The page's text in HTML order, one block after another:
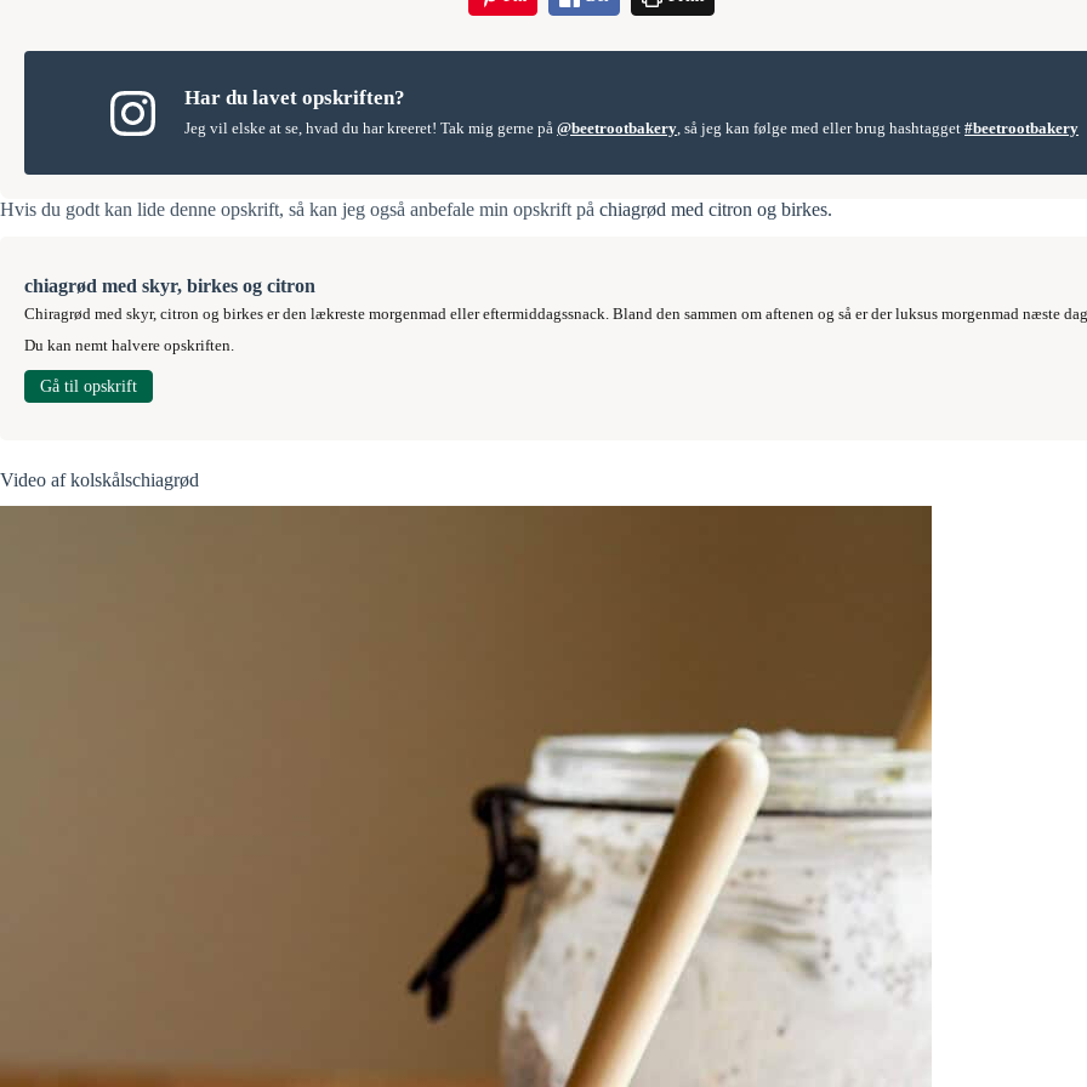
Har du lavet opskriften?
Jeg vil elske at se, hvad du har kreeret! Tak mig gerne på@beetrootbakery, så jeg kan følge med eller brug hashtagget#beetrootbakery
Hvis du godt kan lide denne opskrift, så kan jeg også anbefale min opskrift på chiagrød med citron og birkes.
chiagrød med skyr, birkes og citron
Chiragrød med skyr, citron og birkes er den lækreste morgenmad eller eftermiddagssnack. Bland den sammen om aftenen og så er der luksus morgenmad næste
Du kan nemt halvere opskriften.
Gå til opskrift
Video af kolskålschiagrød